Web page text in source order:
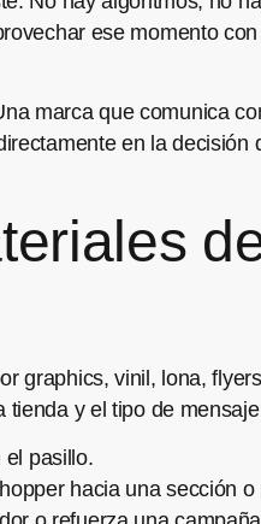
ese momento
marca que comunica
en la decisión
graphics, vinil, lona,
y el tipo de
el pasillo.
hacia una sección o